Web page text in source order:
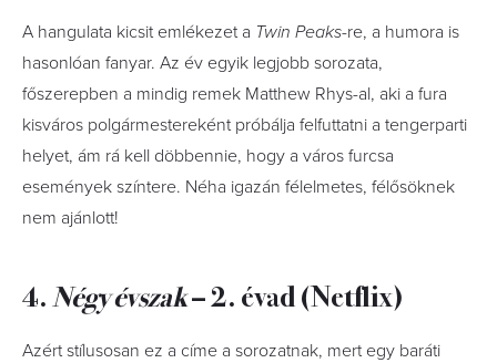
A hangulata kicsit emlékezet a Twin Peaks-re, a humora is
hasonlóan fanyar. Az év egyik legjobb sorozata,
főszerepben a mindig remek Matthew Rhys-al, aki a fura
kisváros polgármestereként próbálja felfuttatni a tengerparti
helyet, ám rá kell döbbennie, hogy a város furcsa
események színtere. Néha igazán félelmetes, félősöknek
nem ajánlott!
4.Négy évszak– 2. évad (Netflix)
Azért stílusosan ez a címe a sorozatnak, mert egy baráti